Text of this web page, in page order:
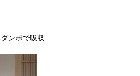
ンボで吸収